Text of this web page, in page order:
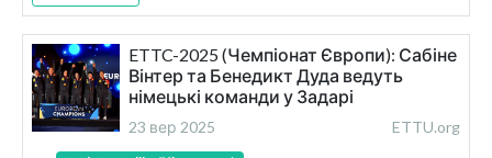
ETTC-2025 (Чемпіонат Європи): Сабіне
Вінтер та Бенедикт Дуда ведуть
німецькі команди у Задарі
23 вер 2025 ETTU.org